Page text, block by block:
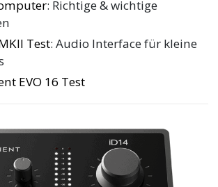
: Richtige & wichtige
Test: Audio Interface für kleine
EVO 16 Test